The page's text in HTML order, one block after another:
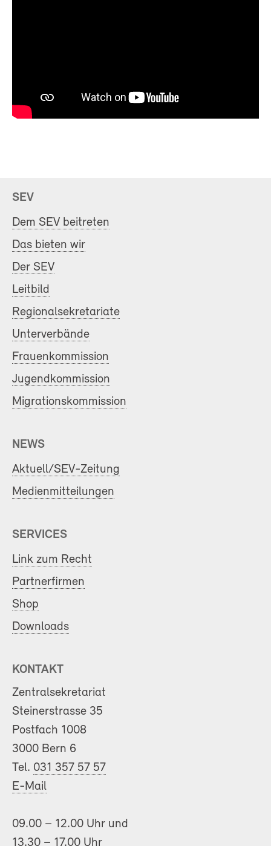
SEV
Dem SEV beitreten
Das bieten wir
Der SEV
Leitbild
Regionalsekretariate
Unterverbände
Frauenkommission
Jugendkommission
Migrationskommission
NEWS
Aktuell/SEV-Zeitung
Medienmitteilungen
SERVICES
Link zum Recht
Partnerfirmen
Shop
Downloads
KONTAKT
Zentralsekretariat
Steinerstrasse 35
Postfach 1008
3000 Bern 6
Tel. 031 357 57 57
E-Mail
09.00 – 12.00 Uhr und
13.30 – 17.00 Uhr